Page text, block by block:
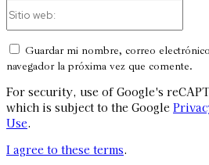
Guardar mi nombre, correo
navegador la próxima vez que comente.
For security, use of Google's
which is subject to the Google
Use.
I agree to these terms.